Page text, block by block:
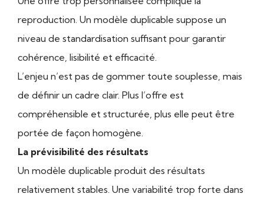
reproduction. Un modèle duplicable suppose un
niveau de standardisation suffisant pour garantir
cohérence, lisibilité et efficacité.
L’enjeu n’est pas de gommer toute souplesse, mais
de définir un cadre clair. Plus l’offre est
compréhensible et structurée, plus elle peut être
portée de façon homogène.
La prévisibilité des résultats
Un modèle duplicable produit des résultats
relativement stables. Une variabilité trop forte dans